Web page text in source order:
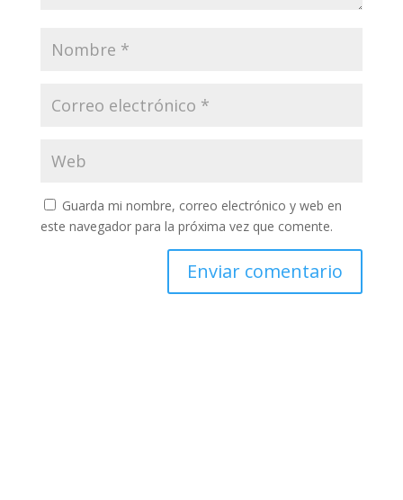
Guarda mi nombre, correo electrónico y web en
este navegador para la próxima vez que comente.